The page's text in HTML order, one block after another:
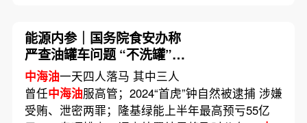
能源内参｜国务院食安办称
严查油罐车问题 “不洗罐”缘
何屡曝不禁；广东电力负荷
今年首创新高
中海油一天四人落马 其中三人
曾任中海油服高管；2024“首虎”钟自然被逮捕 涉嫌
受贿、泄密两罪；隆基绿能上半年最高预亏55亿